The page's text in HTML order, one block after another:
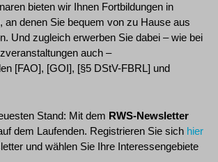
bieten wir Ihnen Fortbildungen in
an denen Sie bequem von zu Hause aus
Und zugleich erwerben Sie dabei – wie bei
auch –
[FAO], [GOI], [§5 DStV-FBRL] und
Stand: Mit dem RWS-Newsletter
dem Laufenden. Registrieren Sie sich hier
und wählen Sie Ihre Interessengebiete